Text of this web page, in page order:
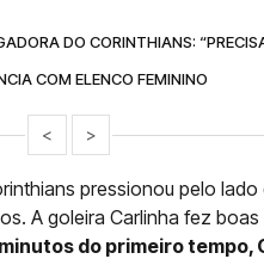
DO CORINTHIANS:
COM ELENCO FEMININO
< >
pressionou pelo
A goleira Carlinha fez
do primeiro tempo,